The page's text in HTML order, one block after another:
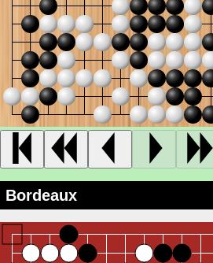
Bordeaux